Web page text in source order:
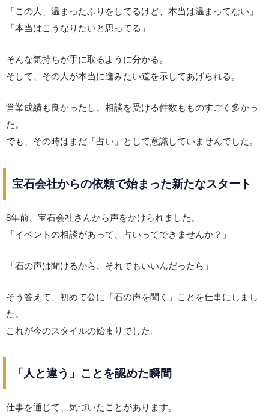
「この人、温まったふりをしてるけど、本当は温まってない」
「本当はこうなりたいと思ってる」
そんな気持ちが手に取るように分かる。
そして、その人が本当に進みたい道を示してあげられる。
営業成績も良かったし、相談を受ける件数もものすごく多かっ
た。
でも、その時はまだ「占い」として意識していませんでした。
宝石会社からの依頼で始まった新たなスタート
8年前、宝石会社さんから声をかけられました。
「イベントの相談があって、占いってできませんか？」
「石の声は聞けるから、それでもいいんだったら」
そう答えて、初めて公に「石の声を聞く」ことを仕事にしまし
た。
これが今のスタイルの始まりでした。
「人と違う」ことを認めた瞬間
仕事を通じて、気づいたことがあります。